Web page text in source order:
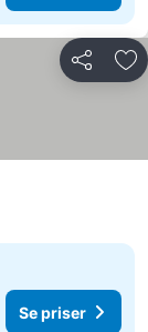
Del
Se priser